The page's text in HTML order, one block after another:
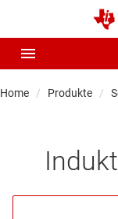
Home Produkte